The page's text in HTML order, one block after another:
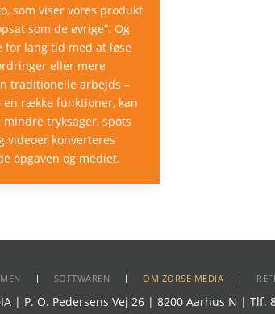
som viser vores produkt
som de øvrige”. Og
for lang tid med at løse
eller mere
traditionelle arbejds –
en række funktioner, kan
tryksager, spots
videoer konverteres
opgaven og mediet.
SOFTWAREN OM ZORSE MEDIA
| P. O. Pedersens Vej 26 | 8200 Aarhus N | Tlf.